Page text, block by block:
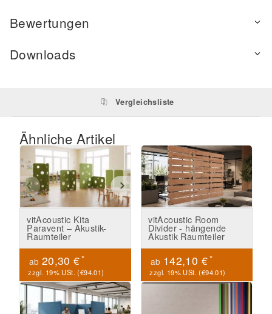
Bewertungen
Downloads
Vergleichsliste
Ähnliche Artikel
vitAcoustic Kita
Paravent – Akustik-
Raumteiler
ab 20,30 €*
zzgl. 19% USt. (€94.01)
vitAcoustic Room
Divider - hängende
Akustik Raumteiler
ab 142,10 €*
zzgl. 19% USt. (€94.01)